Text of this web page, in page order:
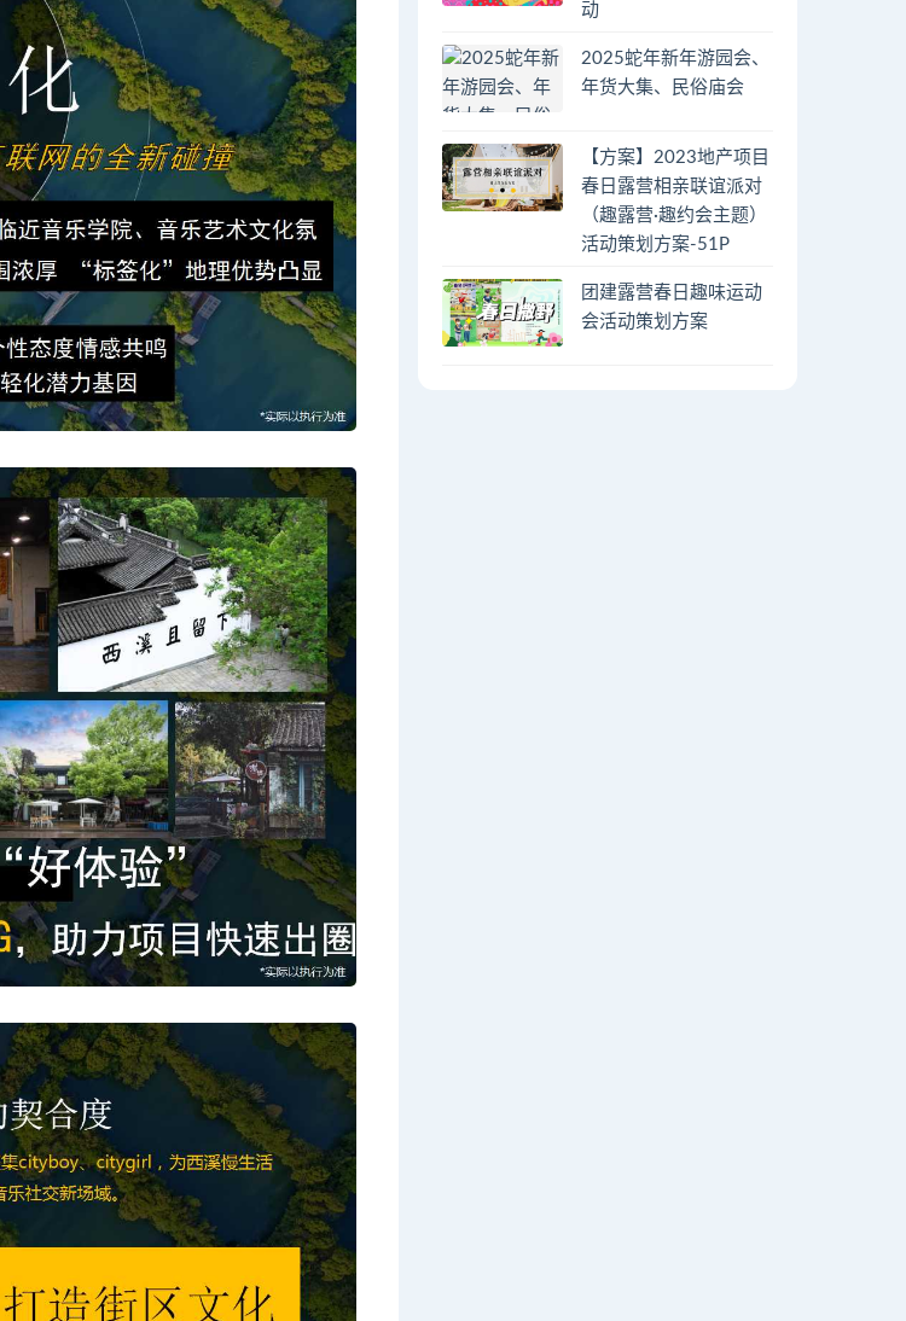
动
2025蛇年新年游园会、
年货大集、民俗庙会
【方案】2023地产项目
春日露营相亲联谊派对
（趣露营·趣约会主题）
活动策划方案-51P
团建露营春日趣味运动
会活动策划方案